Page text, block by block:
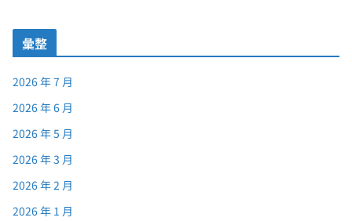
彙整
2026 年 7 月
2026 年 6 月
2026 年 5 月
2026 年 3 月
2026 年 2 月
2026 年 1 月